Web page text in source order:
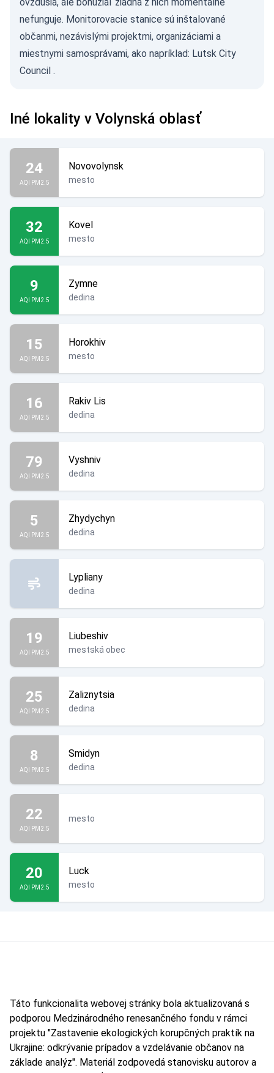
nefunguje. Monitorovacie stanice sú inštalované
občanmi, nezávislými projektmi, organizáciami a
miestnymi samosprávami, ako napríklad: Lutsk City
Council .
Iné lokality v Volynská oblasť
24
AQI PM2.5
Novovolynsk
mesto
32
AQI PM2.5
Kovel
mesto
9
AQI PM2.5
Zymne
dedina
15
AQI PM2.5
Horokhiv
mesto
16
AQI PM2.5
Rakiv Lis
dedina
79
AQI PM2.5
Vyshniv
dedina
5
AQI PM2.5
Zhydychyn
dedina
Lypliany
dedina
19
AQI PM2.5
Liubeshiv
mestská obec
25
AQI PM2.5
Zaliznytsia
dedina
8
AQI PM2.5
Smidyn
dedina
22
AQI PM2.5
mesto
20
AQI PM2.5
Luck
mesto
Táto funkcionalita webovej stránky bola aktualizovaná s
podporou Medzinárodného renesančného fondu v rámci
projektu "Zastavenie ekologických korupčných praktík na
Ukrajine: odkrývanie prípadov a vzdelávanie občanov na
základe analýz". Materiál zodpovedá stanovisku autorov a